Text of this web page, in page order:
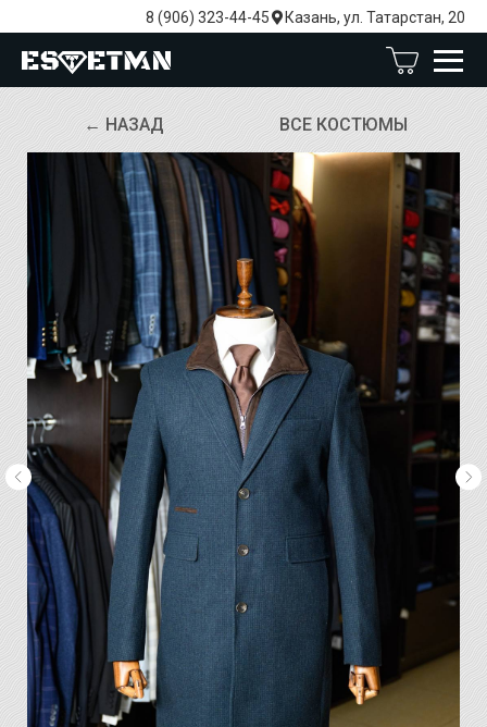
8 (906) 323-44-45 Казань, ул. Татарстан, 20
ВСЕ КОСТЮМЫ
← НАЗАД